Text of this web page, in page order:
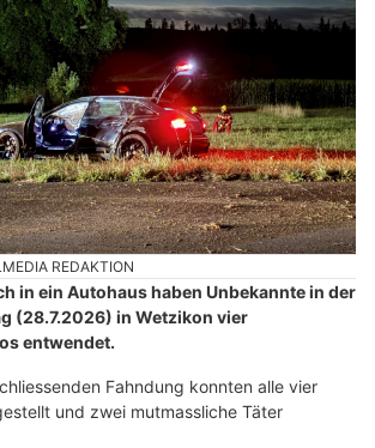
REDAKTION
in ein Autohaus haben Unbekannte in der
(28.7.2026) in Wetzikon vier
entwendet.
Fahndung konnten alle vier
und zwei mutmassliche Täter